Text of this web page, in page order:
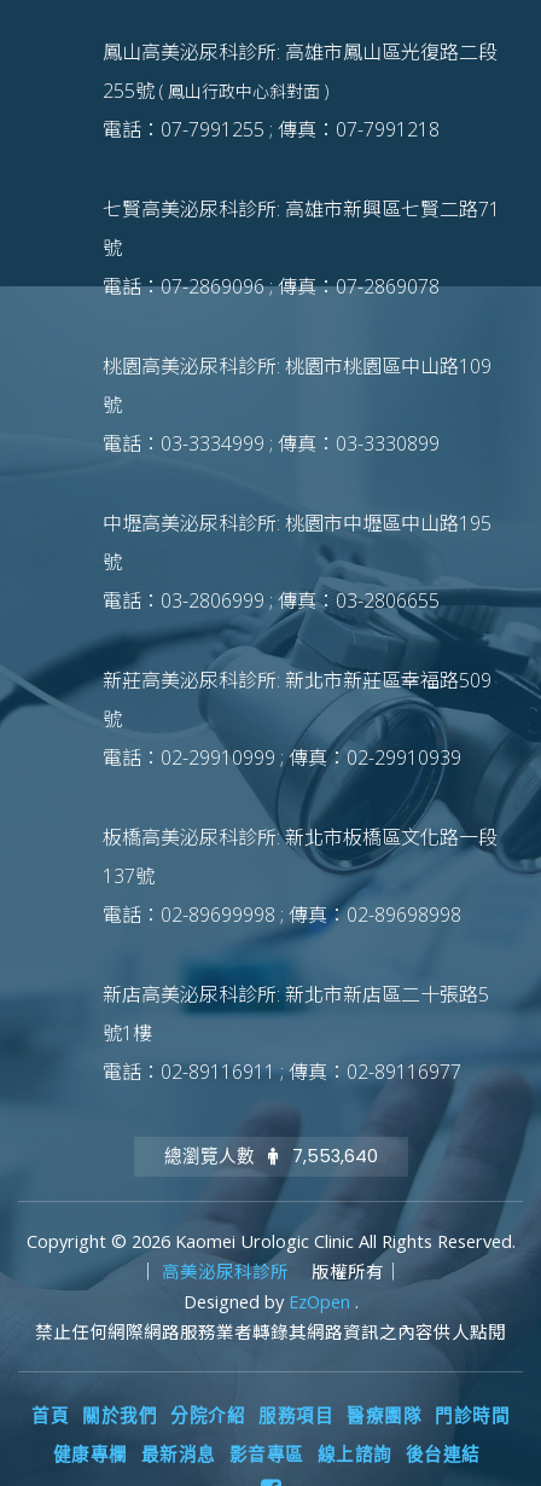
鳳山高美泌尿科診所: 高雄市鳳山區光復路二段
255號 ( 鳳山行政中心斜對面 )
電話：07-7991255 ; 傳真：07-7991218
七賢高美泌尿科診所: 高雄市新興區七賢二路71
號
電話：07-2869096 ; 傳真：07-2869078
桃園高美泌尿科診所: 桃園市桃園區中山路109
號
電話：03-3334999 ; 傳真：03-3330899
中壢高美泌尿科診所: 桃園市中壢區中山路195
號
電話：03-2806999 ; 傳真：03-2806655
新莊高美泌尿科診所: 新北市新莊區幸福路509
號
電話：02-29910999 ; 傳真：02-29910939
板橋高美泌尿科診所: 新北市板橋區文化路一段
137號
電話：02-89699998 ; 傳真：02-89698998
新店高美泌尿科診所: 新北市新店區二十張路5
號1樓
電話：02-89116911 ; 傳真：02-89116977
總瀏覽人數 7,553,640
Copyright © 2026 Kaomei Urologic Clinic All Rights Reserved.
高美泌尿科診所
版權所有｜
Designed by EzOpen .
禁止任何網際網路服務業者轉錄其網路資訊之內容供人點閱
首頁 關於我們 分院介紹 服務項目 醫療團隊
門診時間
健康專欄
最新消息 影音專區 線上諮詢 後台連結